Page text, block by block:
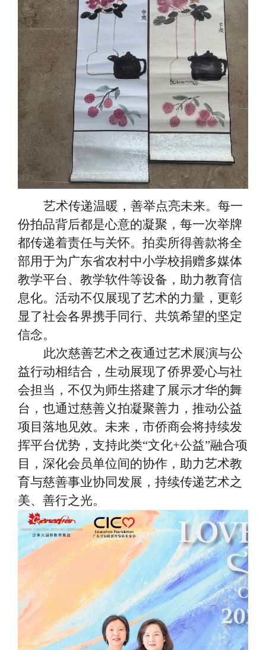
艺术传递温暖，善举点亮未来。每一
份拍品背后都是心意的凝聚，每一次举牌
都传递着责任与关怀。拍卖所得善款将全
部用于为广东省农村中小学校捐赠多媒体
教学平台、教学软件等设备，助力教育信
息化。活动不仅展现了艺术的力量，更彰
显了社会各界携手同行、共筑希望的坚定
信念。
此次慈善艺术之夜通过艺术展演与公
益行动相结合，生动展现了侨界爱心与社
会担当，不仅为师生搭建了展示才华的舞
台，也通过慈善义拍凝聚善力，推动公益
项目落地见效。未来，市侨商会将持续发
挥平台优势，支持此类“文化+公益”融合项
目，深化会员单位间的协作，助力艺术教
育与慈善事业协同发展，持续传递艺术之
美、善行之光。